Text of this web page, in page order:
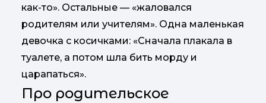
как-то». Остальные — «жаловался
родителям или учителям». Одна маленькая
девочка с косичками: «Сначала плакала в
туалете, а потом шла бить морду и
царапаться».
Про родительское